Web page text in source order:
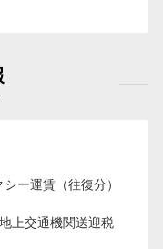
ー運賃（往復分）
上交通機関送迎税